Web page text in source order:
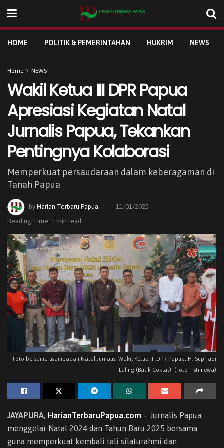
HOME POLITIK & PEMERINTAHAN HUKRIM NEWS
Home NEWS
Wakil Ketua III DPR Papua
Apresiasi Kegiatan Natal
Jurnalis Papua, Tekankan
Pentingnya Kolaborasi
Memperkuat persaudaraan dalam keberagaman di
Tanah Papua
by Harian Terbaru Papua
11/01/2025
Reading Time: 1 min read
Foto bersama usai ibadah Natal Jurnalis, Wakil Ketua III DPR Papua, H. Supriadi
Laling (Batik Coklat). (Foto : Istimewa)
JAYAPURA, HarianTerbaruPapua.com – Jurnalis Papua
menggelar Natal 2024 dan Tahun Baru 2025 bersama
guna memperkuat kembali tali silaturahmi dan